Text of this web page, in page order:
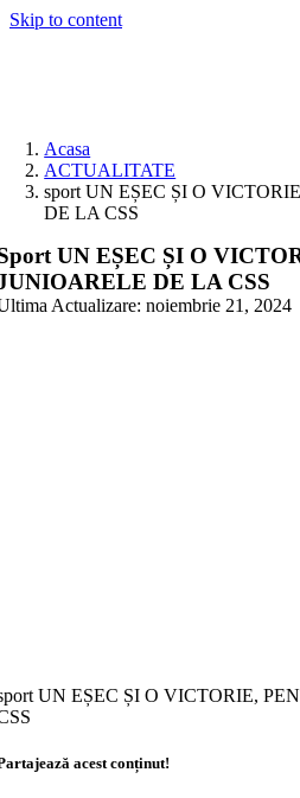
Skip to content
Acasa
ACTUALITATE
sport UN EȘEC ȘI O
DE LA CSS
UN EȘEC ȘI O
DE LA CSS
Actualizare: noiembrie 21, 2024
UN EȘEC ȘI O VICTORIE,
acest conținut!